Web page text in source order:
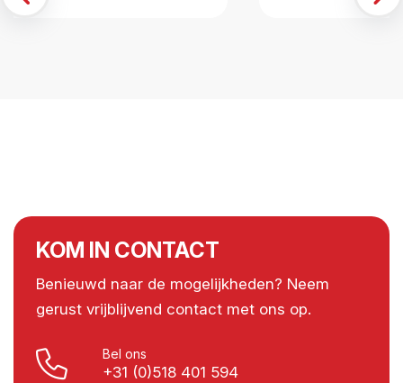
KOM IN CONTACT
Benieuwd naar de mogelijkheden? Neem
gerust vrijblijvend contact met ons op.
Bel ons
+31 (0)518 401 594